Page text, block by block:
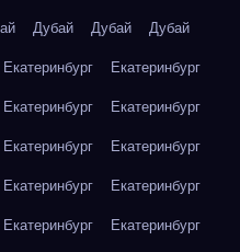
Дубай Дубай
Дубай
Екатеринбург
Екатеринбург
Екатеринбург
Екатеринбург
Екатеринбург
Екатеринбург
Екатеринбург
Екатеринбург
Екатеринбург
Екатеринбург